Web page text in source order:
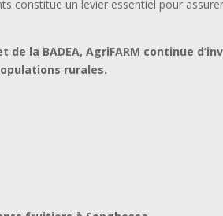
constitue un levier essentiel pour
de la BADEA, AgriFARM continue
rurales.